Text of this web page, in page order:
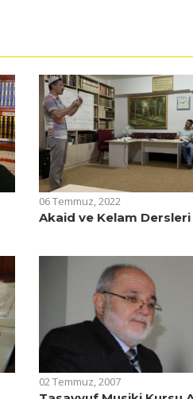
06 Temmuz, 2022
Akaid ve Kelam Dersleri
02 Temmuz, 2007